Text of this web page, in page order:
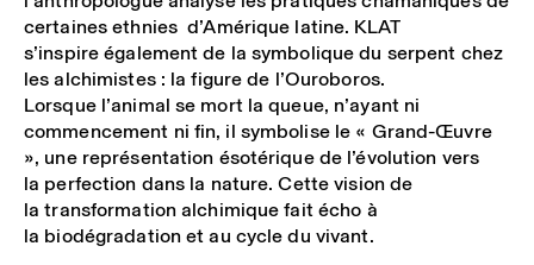
certaines ethnies d’Amérique latine. KLAT
s’inspire également de la symbolique du serpent chez
les alchimistes : la figure de l’Ouroboros.
Lorsque l’animal se mort la queue, n’ayant ni
commencement ni fin, il symbolise le « Grand-Œuvre
», une représentation ésotérique de l’évolution vers
la perfection dans la nature. Cette vision de
la transformation alchimique fait écho à
la biodégradation et au cycle du vivant.